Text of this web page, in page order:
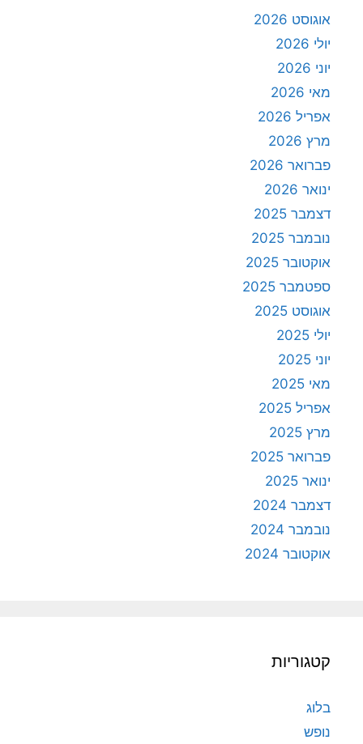
אוגוסט 2026
יולי 2026
יוני 2026
מאי 2026
אפריל 2026
מרץ 2026
פברואר 2026
ינואר 2026
דצמבר 2025
נובמבר 2025
אוקטובר 2025
ספטמבר 2025
אוגוסט 2025
יולי 2025
יוני 2025
מאי 2025
אפריל 2025
מרץ 2025
פברואר 2025
ינואר 2025
דצמבר 2024
נובמבר 2024
אוקטובר 2024
קטגוריות
בלוג
נופש